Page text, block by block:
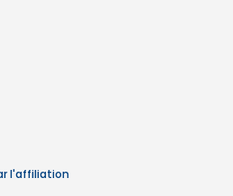
l'affiliation